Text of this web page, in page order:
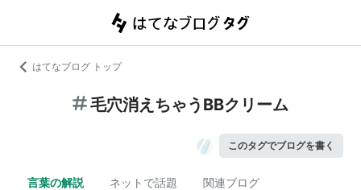
はてなブログ トップ
毛穴消えちゃうBBクリーム
このタグでブログを書く
言葉の解説 ネットで話題 関連ブログ